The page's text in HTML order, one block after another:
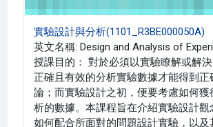
實驗設計與分析(1101_R3BE000050A)
英文名稱: Design and Analysis of
授課目的： 對於必須以實驗瞭解或解決
正確且有效的分析實驗數據才能得到
論；而實驗設計之初，便要考慮如何獲
析的數據。本課程旨在介紹實驗設計觀
如何配合所面對的問題設計實驗，以及